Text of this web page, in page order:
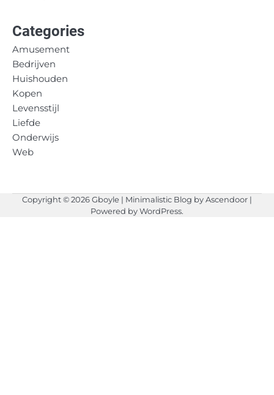
Categories
Amusement
Bedrijven
Huishouden
Kopen
Levensstijl
Liefde
Onderwijs
Web
Copyright © 2026Gboyle | Minimalistic Blog byAscendoor |
Powered byWordPress.